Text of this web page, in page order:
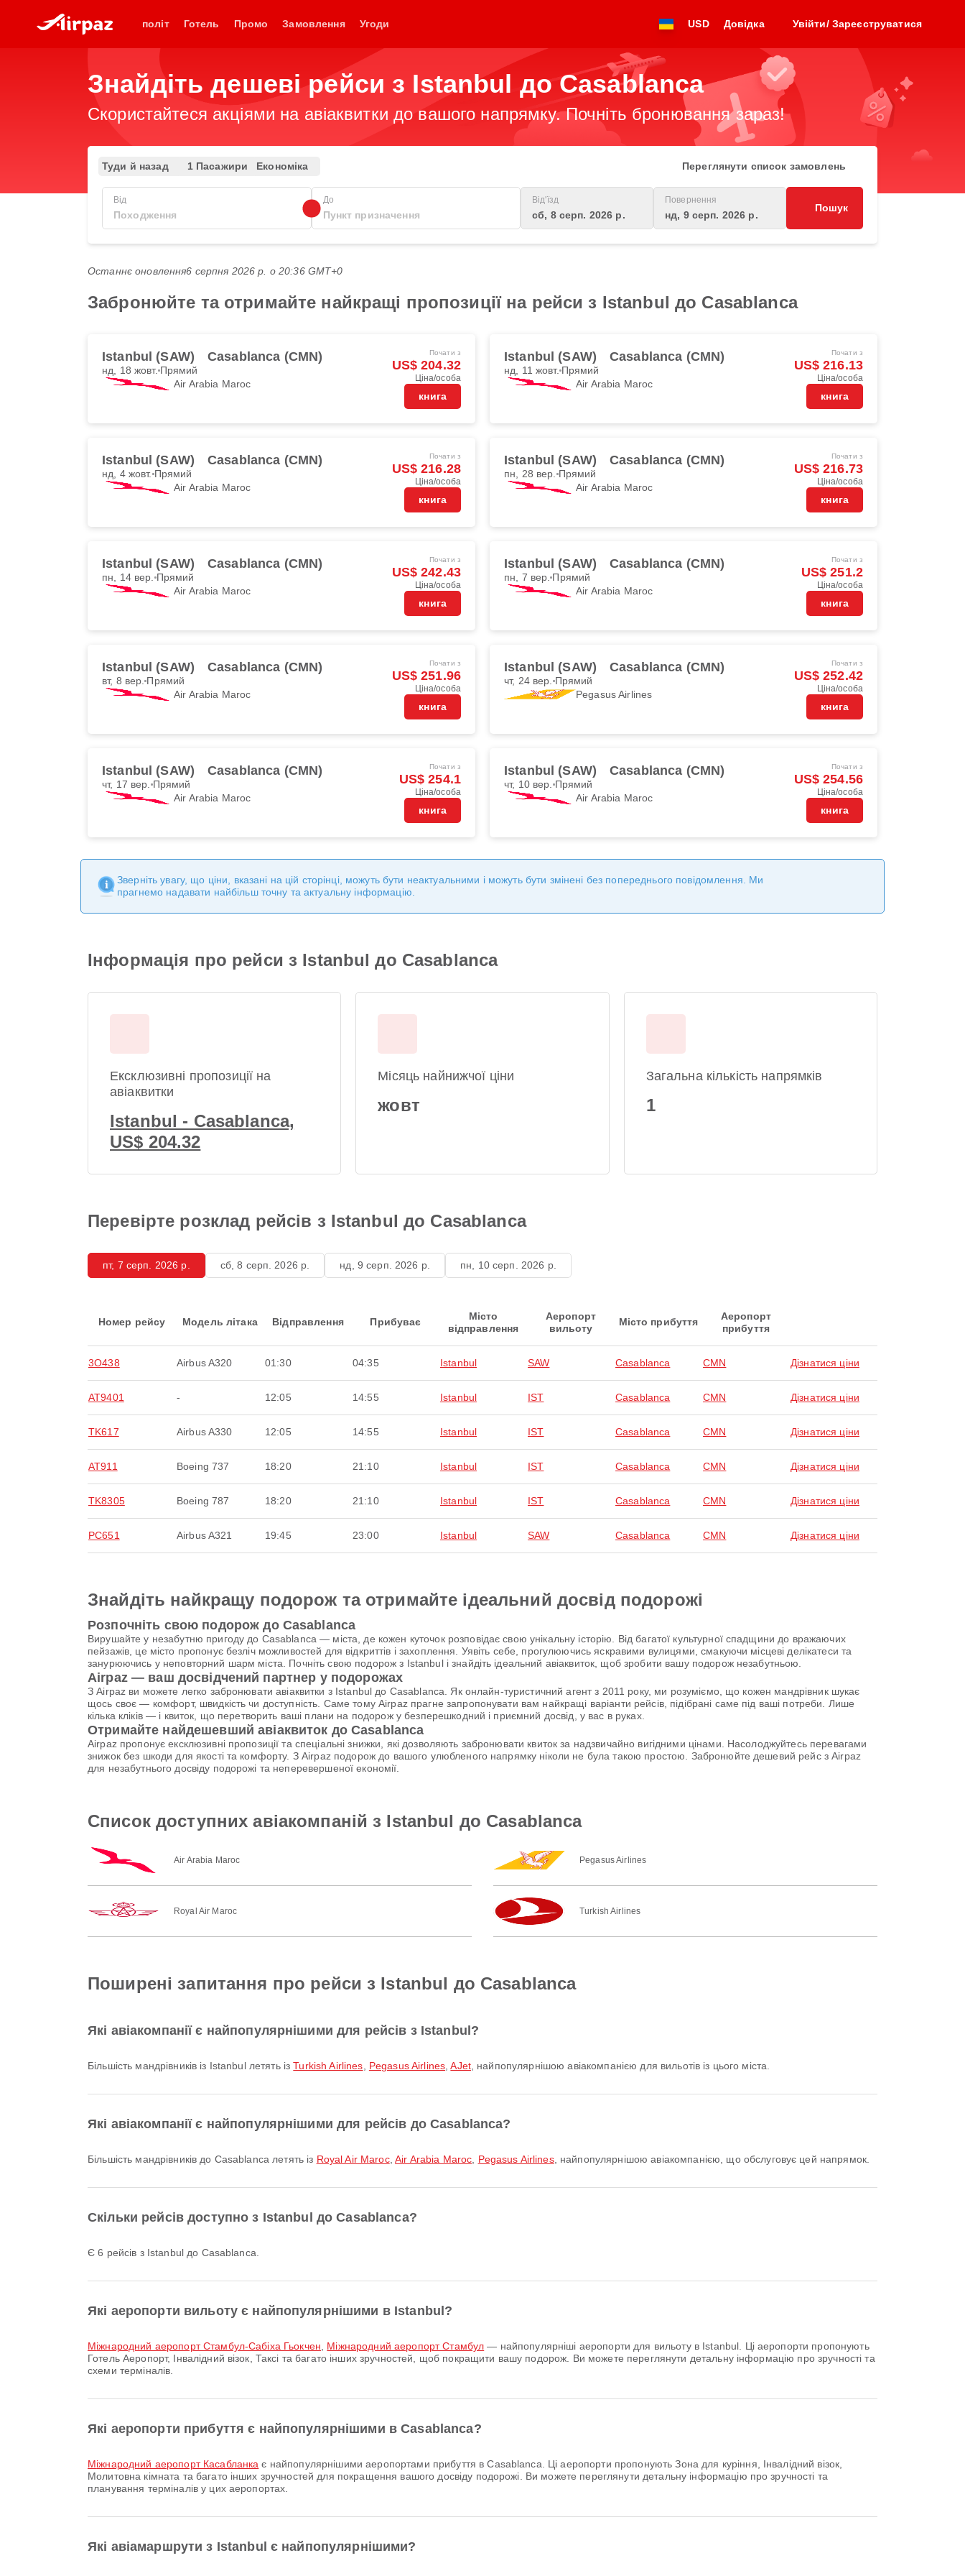
політ Готель Промо Замовлення Угоди USD Довідка Увійти/ Зареєструватися
Знайдіть дешеві рейси з Istanbul до Casablanca
Скористайтеся акціями на авіаквитки до вашого напрямку. Почніть бронювання зараз!
Туди й назад 1 Пасажири Економіка Переглянути список замовлень
Від До Від'їзд
сб, 8 серп. 2026 р.
Повернення
нд, 9 серп. 2026 р.
Пошук
Останнє оновлення6 серпня 2026 р. о 20:36 GMT+0
Забронюйте та отримайте найкращі пропозиції на рейси з Istanbul до Casablanca
Istanbul (SAW) Casablanca (CMN)
нд, 18 жовт. Прямий
Air Arabia Maroc
Почати з
US$ 204.32
Ціна/особа
книга
Istanbul (SAW) Casablanca (CMN)
нд, 11 жовт. Прямий
Air Arabia Maroc
Почати з
US$ 216.13
Ціна/особа
книга
Istanbul (SAW) Casablanca (CMN)
нд, 4 жовт. Прямий
Air Arabia Maroc
Почати з
US$ 216.28
Ціна/особа
книга
Istanbul (SAW) Casablanca (CMN)
пн, 28 вер. Прямий
Air Arabia Maroc
Почати з
US$ 216.73
Ціна/особа
книга
Istanbul (SAW) Casablanca (CMN)
пн, 14 вер. Прямий
Air Arabia Maroc
Почати з
US$ 242.43
Ціна/особа
книга
Istanbul (SAW) Casablanca (CMN)
пн, 7 вер. Прямий
Air Arabia Maroc
Почати з
US$ 251.2
Ціна/особа
книга
Istanbul (SAW) Casablanca (CMN)
вт, 8 вер. Прямий
Air Arabia Maroc
Почати з
US$ 251.96
Ціна/особа
книга
Istanbul (SAW) Casablanca (CMN)
чт, 24 вер. Прямий
Pegasus Airlines
Почати з
US$ 252.42
Ціна/особа
книга
Istanbul (SAW) Casablanca (CMN)
чт, 17 вер. Прямий
Air Arabia Maroc
Почати з
US$ 254.1
Ціна/особа
книга
Istanbul (SAW) Casablanca (CMN)
чт, 10 вер. Прямий
Air Arabia Maroc
Почати з
US$ 254.56
Ціна/особа
книга
Зверніть увагу, що ціни, вказані на цій сторінці, можуть бути неактуальними і можуть бути змінені без попереднього повідомлення. Ми
прагнемо надавати найбільш точну та актуальну інформацію.
Інформація про рейси з Istanbul до Casablanca
Ексклюзивні пропозиції на
авіаквитки
Istanbul - Casablanca,
US$ 204.32
Місяць найнижчої ціни
жовт
Загальна кількість напрямків
1
Перевірте розклад рейсів з Istanbul до Casablanca
пт, 7 серп. 2026 р. сб, 8 серп. 2026 р. нд, 9 серп. 2026 р. пн, 10 серп. 2026 р.
Номер рейсу Модель літака Відправлення Прибуває
Місто
відправлення
Аеропорт
вильоту
Місто прибуття
Аеропорт
прибуття
3O438 Airbus A320 01:30 04:35 Istanbul SAW Casablanca CMN Дізнатися ціни
AT9401 - 12:05 14:55 Istanbul IST Casablanca CMN Дізнатися ціни
TK617 Airbus A330 12:05 14:55 Istanbul IST Casablanca CMN Дізнатися ціни
AT911 Boeing 737 18:20 21:10 Istanbul IST Casablanca CMN Дізнатися ціни
TK8305 Boeing 787 18:20 21:10 Istanbul IST Casablanca CMN Дізнатися ціни
PC651 Airbus A321 19:45 23:00 Istanbul SAW Casablanca CMN Дізнатися ціни
Знайдіть найкращу подорож та отримайте ідеальний досвід подорожі
Розпочніть свою подорож до Casablanca
Вирушайте у незабутню пригоду до Casablanca — міста, де кожен куточок розповідає свою унікальну історію. Від багатої культурної спадщини до вражаючих
пейзажів, це місто пропонує безліч можливостей для відкриттів і захоплення. Уявіть себе, прогулюючись яскравими вулицями, смакуючи місцеві делікатеси та
занурюючись у неповторний шарм міста. Почніть свою подорож з Istanbul і знайдіть ідеальний авіаквиток, щоб зробити вашу подорож незабутньою.
Airpaz — ваш досвідчений партнер у подорожах
З Airpaz ви можете легко забронювати авіаквитки з Istanbul до Casablanca. Як онлайн-туристичний агент з 2011 року, ми розуміємо, що кожен мандрівник шукає
щось своє — комфорт, швидкість чи доступність. Саме тому Airpaz прагне запропонувати вам найкращі варіанти рейсів, підібрані саме під ваші потреби. Лише
кілька кліків — і квиток, що перетворить ваші плани на подорож у безперешкодний і приємний досвід, у вас в руках.
Отримайте найдешевший авіаквиток до Casablanca
Airpaz пропонує ексклюзивні пропозиції та спеціальні знижки, які дозволяють забронювати квиток за надзвичайно вигідними цінами. Насолоджуйтесь перевагами
знижок без шкоди для якості та комфорту. З Airpaz подорож до вашого улюбленого напрямку ніколи не була такою простою. Забронюйте дешевий рейс з Airpaz
для незабутнього досвіду подорожі та неперевершеної економії.
Список доступних авіакомпаній з Istanbul до Casablanca
Air Arabia Maroc Pegasus Airlines
Royal Air Maroc Turkish Airlines
Поширені запитання про рейси з Istanbul до Casablanca
Які авіакомпанії є найпопулярнішими для рейсів з Istanbul?
Більшість мандрівників із Istanbul летять ізTurkish Airlines Pegasus Airlines ,AJet, найпопулярнішою авіакомпанією для вильотів із цього міста.
Які авіакомпанії є найпопулярнішими для рейсів до Casablanca?
Більшість мандрівників до Casablanca летять із Royal Air Maroc, Air Arabia Maroc Pegasus Airlines, найпопулярнішою авіакомпанією, що обслуговує цей напрямок.
Скільки рейсів доступно з Istanbul до Casablanca?
Є 6 рейсів з Istanbul до Casablanca.
Які аеропорти вильоту є найпопулярнішими в Istanbul?
Міжнародний аеропорт Стамбул-Сабіха Гьокчен Міжнародний аеропорт Стамбул — найпопулярніші аеропорти для вильоту в Istanbul. Ці аеропорти пропонують
Готель Аеропорт, Інвалідний візок, Таксі та багато інших зручностей, щоб покращити вашу подорож. Ви можете переглянути детальну інформацію про зручності та
схеми терміналів.
Які аеропорти прибуття є найпопулярнішими в Casablanca?
Міжнародний аеропорт Касабланка є найпопулярнішими аеропортами прибуття в Casablanca. Ці аеропорти пропонують Зона для куріння, Інвалідний візок,
Молитовна кімната та багато інших зручностей для покращення вашого досвіду подорожі. Ви можете переглянути детальну інформацію про зручності та
планування терміналів у цих аеропортах.
Які авіамаршрути з Istanbul є найпопулярнішими?